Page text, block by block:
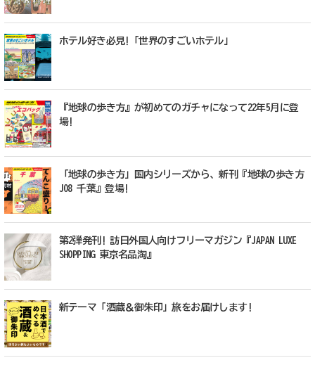
ホテル好き必見!「世界のすごいホテル」
『地球の歩き方』が初めてのガチャになって22年5月に登
場!
「地球の歩き方」国内シリーズから、新刊『地球の歩き方
J08 千葉』登場!
第2弾発刊! 訪日外国人向けフリーマガジン『JAPAN LUXE
SHOPPING 東京名品淘』
新テーマ「酒蔵＆御朱印」旅をお届けします!